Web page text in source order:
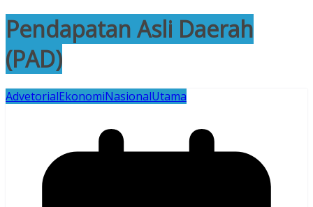
Pendapatan Asli Daerah
(PAD)
AdvetorialEkonomiNasionalUtama